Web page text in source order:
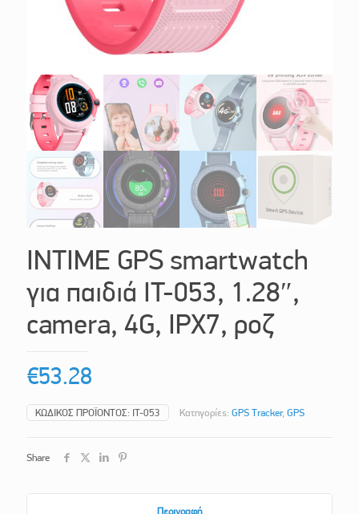
INTIME GPS smartwatch
για παιδιά IT-053, 1.28″,
camera, 4G, IPX7, ροζ
€53.28
ΚΩΔΙΚΌΣ ΠΡΟΪΌΝΤΟΣ: IT-053 Κατηγορίες: GPS Tracker, GPS
Share
Περιγραφή